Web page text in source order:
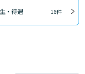
・待遇 16件